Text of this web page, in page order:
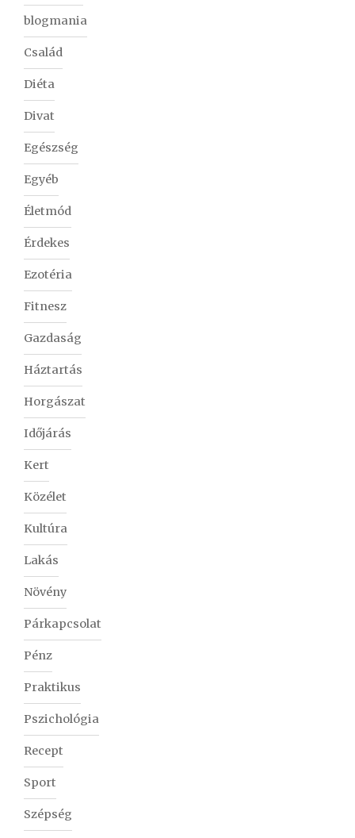
blogmania
Család
Diéta
Divat
Egészség
Egyéb
Életmód
Érdekes
Ezotéria
Fitnesz
Gazdaság
Háztartás
Horgászat
Időjárás
Kert
Közélet
Kultúra
Lakás
Növény
Párkapcsolat
Pénz
Praktikus
Pszichológia
Recept
Sport
Szépség